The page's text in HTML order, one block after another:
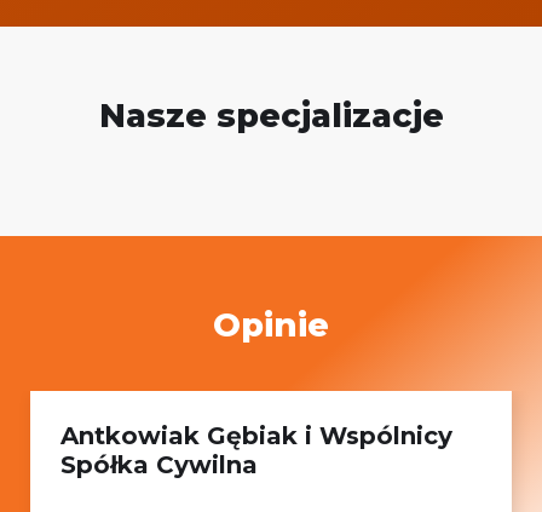
Nasze specjalizacje
Opinie
Antkowiak Gębiak i Wspólnicy
Spółka Cywilna